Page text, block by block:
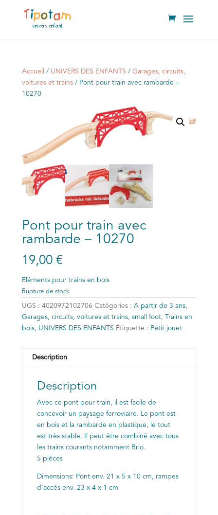
Accueil / UNIVERS DES ENFANTS / Garages, circuits,
voitures et trains/ Pont pour train avec rambarde –
10270
Pont pour train avec
rambarde – 10270
19,00 €
Eléments pour trains en bois
Rupture de stock
UGS : 4020972102706 Catégories : A partir de 3 ans,
Garages, circuits, voitures et trains, small foot,
Trains en
bois, UNIVERS DES ENFANTS Étiquette : Petit jouet
Description
Description
Avec ce pont pour train, il est facile de
concevoir un paysage ferroviaire. Le pont est
en bois et la rambarde en plastique, le tout
est très stable. Il peut être combiné avec tous
les trains courants notamment Brio.
5 pièces
Dimensions: Pont env. 21 x 5 x 10 cm, rampes
d’accès env. 23 x 4 x 1 cm